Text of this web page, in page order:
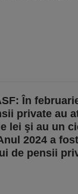
În
private au
lei şi au un
2024 a
de pensii